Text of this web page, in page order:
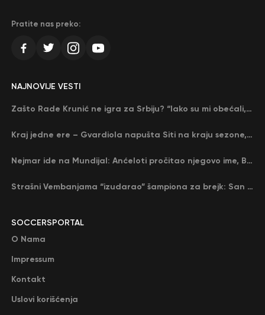
Pratite nas preko:
SOCCERSPORTAL
O Nama
Impressum
Kontakt
Uslovi korišćenja
NAJNOVIJE VESTI
Zašto Rade Krunić ne igra za Srbiju? “Iako su mi obećali, niko me nije zvao…”
Kraj jedne ere – Gvardiola napušta Siti na kraju sezone, menja ga njegov nekadašnji rival
Nejmar ide na Mundijal: Anćeloti pročitao njegovo ime, Brazil u delirijumu (VIDEO)
Strašni Vembanjama “izudarao” šampiona za brejk: San Antonio poveo protiv Oklahome